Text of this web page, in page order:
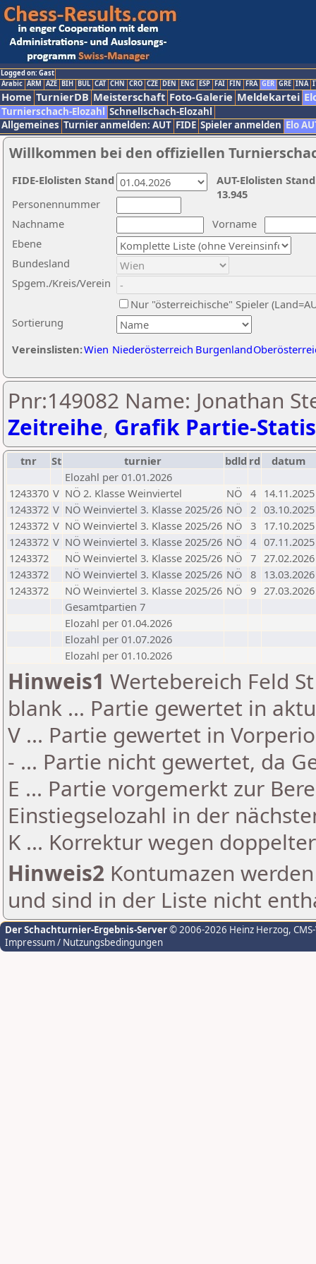
Logged on: Gast
Arabic ARM AZE BIH BUL CAT CHN CRO CZE DEN ENG ESP FAI FIN FRA GER GRE INA
Home TurnierDB Meisterschaft Foto-Galerie Meldekartei
Turnierschach-Elozahl Schnellschach-Elozahl
Allgemeines Turnier anmelden: AUT FIDE Spieler anmelden Elo
Willkommen bei den offiziellen
Nachname
Vorname
Ebene
Sortierung
Personennummer
Bundesland
Spgem./Kreis/Verein
Nur "österreichische" Spieler
Vereinslisten:Wien Niederösterreich Burgenland
AUT-Elolisten
13.945
FIDE-Elolisten Stand
Pnr:149082 Name: Jonathan
Zeitreihe, Grafik Partie-
tnr St turnier bdld rd
datum
Elozahl per 01.01.2026
1243370 V NÖ 2. Klasse Weinviertel NÖ 4 14.11.2025
1243372 V NÖ Weinviertel 3. Klasse 2025/26 NÖ 2 03.10.2025
1243372 V NÖ Weinviertel 3. Klasse 2025/26 NÖ 3 17.10.2025
1243372 V NÖ Weinviertel 3. Klasse 2025/26 NÖ 4 07.11.2025
1243372
NÖ Weinviertel 3. Klasse 2025/26 NÖ 7 27.02.2026
1243372
NÖ Weinviertel 3. Klasse 2025/26 NÖ 8 13.03.2026
1243372
NÖ Weinviertel 3. Klasse 2025/26 NÖ 9 27.03.2026
Gesamtpartien 7
Elozahl per 01.04.2026
Elozahl per 01.07.2026
Elozahl per 01.10.2026
Hinweis1 Wertebereich Feld
blank ... Partie gewertet in
V ... Partie gewertet in
- ... Partie nicht gewertet, da
E ... Partie vorgemerkt zur
Einstiegselozahl in der
K ... Korrektur wegen
Hinweis2 Kontumazen
und sind in der Liste nicht
Der Schachturnier-Ergebnis-Server© 2006-2026 Heinz Herzog,
Impressum / Nutzungsbedingungen